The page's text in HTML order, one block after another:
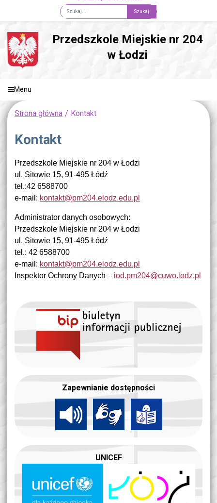
Fraza
Przedszkole Miejskie nr 204
w Łodzi
Menu
Strona główna Kontakt
Kontakt
Przedszkole Miejskie nr 204 w Łodzi
ul. Sitowie 15, 91-495 Łódź
tel.:42 6588700
e-mail: kontakt@pm204.elodz.edu.pl
Administrator danych osobowych:
Przedszkole Miejskie nr 204 w Łodzi
ul. Sitowie 15, 91-495 Łódź
tel.: 42 6588700
e-mail: kontakt@pm204.elodz.edu.pl
Inspektor Ochrony Danych – iod.pm204@cuwo.lodz.pl
Zapewnianie dostępności
UNICEF